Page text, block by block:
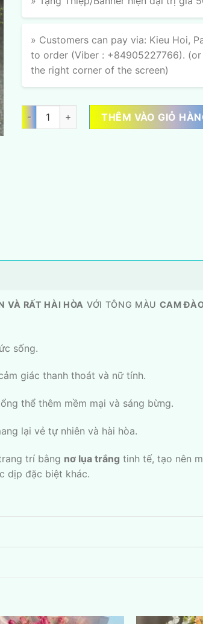
» Customers can pay via: Kieu Hoi,
to order (Viber : +84905227766).
the right corner of the screen)
Ngọt Thương số lượngTHÊM VÀO GIỎ
VÀ RẤT HÀI HÒA VỚI TÔNG MÀU CAM
sống.
giác thanh thoát và nữ tính.
thể thêm mềm mại và sáng bừng.
lại vẻ tự nhiên và hài hòa.
trí bằng nơ lụa trắng tinh tế, tạo nên
dịp đặc biệt khác.